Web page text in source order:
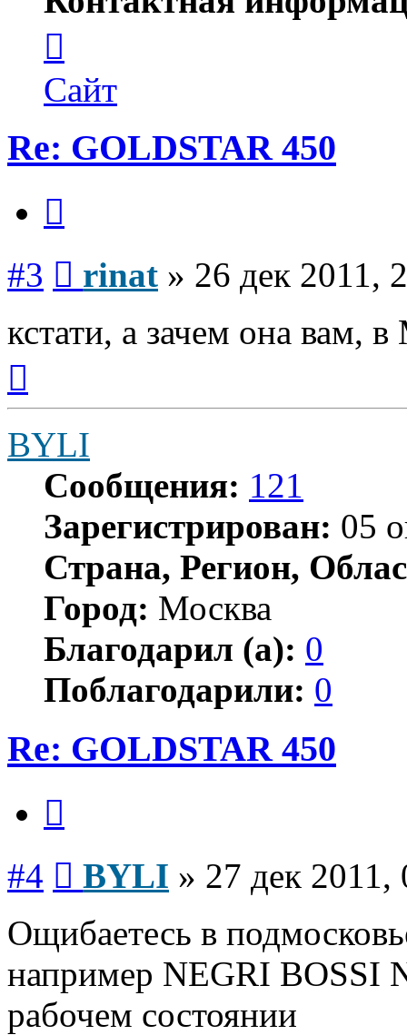
пользователя
rinat
Сайт
Re: GOLDSTAR 450
#3 rinat » 26 дек 2011,
кстати, а зачем она вам,
началу
BYLI
Сообщения: 121
Зарегистрирован: 05
Страна, Регион,
Город: Москва
Благодарил (а): 0
Поблагодарили: 0
Re: GOLDSTAR 450
#4 BYLI » 27 дек 2011,
Ощибаетесь в
например NEGRI BOSSI
рабочем состоянии